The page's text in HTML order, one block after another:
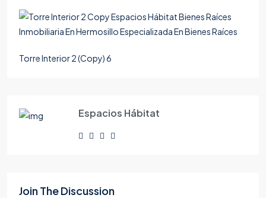
Torre Interior 2 (Copy) 6
Espacios Hábitat
Join The Discussion